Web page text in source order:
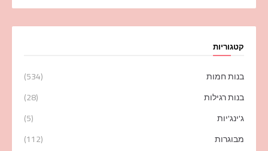
קטגוריות
בנות חמות
(534)
בנות רגילות
(28)
ג'ינג'יות
(5)
מבוגרות
(112)